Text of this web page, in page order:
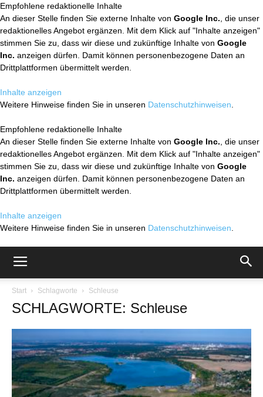
Empfohlene redaktionelle Inhalte
An dieser Stelle finden Sie externe Inhalte von Google Inc. , die unser
redaktionelles Angebot ergänzen. Mit dem Klick auf "Inhalte anzeigen"
stimmen Sie zu, dass wir diese und zukünftige Inhalte von Google
Inc. anzeigen dürfen. Damit können personenbezogene Daten an
Drittplattformen übermittelt werden.
Inhalte anzeigen
Weitere Hinweise finden Sie in unseren Datenschutzhinweisen
Empfohlene redaktionelle Inhalte
An dieser Stelle finden Sie externe Inhalte von Google Inc. , die unser
redaktionelles Angebot ergänzen. Mit dem Klick auf "Inhalte anzeigen"
stimmen Sie zu, dass wir diese und zukünftige Inhalte von Google
Inc. anzeigen dürfen. Damit können personenbezogene Daten an
Drittplattformen übermittelt werden.
Inhalte anzeigen
Weitere Hinweise finden Sie in unseren Datenschutzhinweisen
Start Schlagworte Schleuse
SCHLAGWORTE: Schleuse